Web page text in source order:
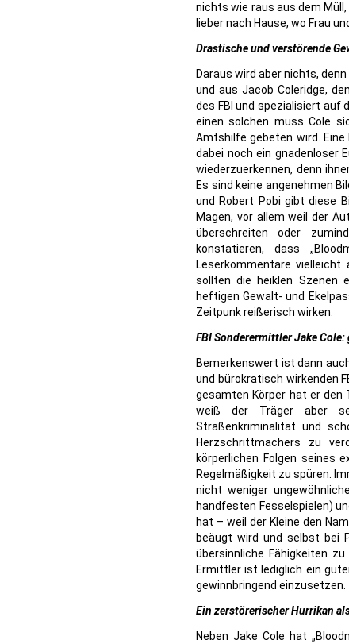
nichts wie raus aus dem
lieber nach Hause, wo Frau
Drastische und verstörende
Daraus wird aber nichts,
und aus Jacob Coleridge,
des FBI und spezialisiert auf
einen solchen muss Cole
Amtshilfe gebeten wird. Eine
dabei noch ein gnadenloser
wiederzuerkennen, denn
Es sind keine angenehmen
und Robert Pobi gibt diese
Magen, vor allem weil der
überschreiten oder
konstatieren, dass
Leserkommentare
sollten die heiklen Szenen
heftigen Gewalt- und
Zeitpunk reißerisch wirken.
FBI Sonderermittler Jake
Bemerkenswert ist dann
und bürokratisch wirkenden
gesamten Körper hat er den
weiß der Träger aber
Straßenkriminalität und
Herzschrittmachers zu
körperlichen Folgen seines
Regelmäßigkeit zu spüren.
nicht weniger
handfesten Fesselspielen)
hat – weil der Kleine den
beäugt wird und selbst bei
übersinnliche Fähigkeiten
Ermittler ist lediglich ein
gewinnbringend einzusetzen.
Ein zerstörerischer Hurrikan
Neben Jake Cole hat